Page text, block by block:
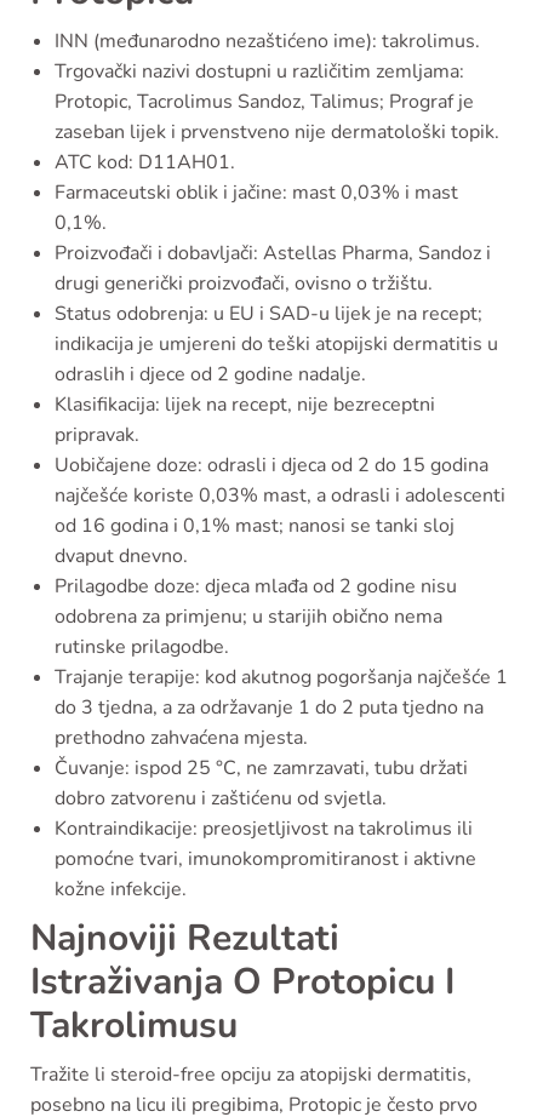
INN (međunarodno nezaštićeno ime): takrolimus.
Trgovački nazivi dostupni u različitim zemljama:
Protopic, Tacrolimus Sandoz, Talimus; Prograf je
zaseban lijek i prvenstveno nije dermatološki topik.
ATC kod: D11AH01.
Farmaceutski oblik i jačine: mast 0,03% i mast
0,1%.
Proizvođači i dobavljači: Astellas Pharma, Sandoz i
drugi generički proizvođači, ovisno o tržištu.
Status odobrenja: u EU i SAD-u lijek je na recept;
indikacija je umjereni do teški atopijski dermatitis u
odraslih i djece od 2 godine nadalje.
Klasifikacija: lijek na recept, nije bezreceptni
pripravak.
Uobičajene doze: odrasli i djeca od 2 do 15 godina
najčešće koriste 0,03% mast, a odrasli i adolescenti
od 16 godina i 0,1% mast; nanosi se tanki sloj
dvaput dnevno.
Prilagodbe doze: djeca mlađa od 2 godine nisu
odobrena za primjenu; u starijih obično nema
rutinske prilagodbe.
Trajanje terapije: kod akutnog pogoršanja najčešće 1
do 3 tjedna, a za održavanje 1 do 2 puta tjedno na
prethodno zahvaćena mjesta.
Čuvanje: ispod 25 °C, ne zamrzavati, tubu držati
dobro zatvorenu i zaštićenu od svjetla.
Kontraindikacije: preosjetljivost na takrolimus ili
pomoćne tvari, imunokompromitiranost i aktivne
kožne infekcije.
Najnoviji Rezultati
Istraživanja O Protopicu I
Takrolimusu
Tražite li steroid-free opciju za atopijski dermatitis,
posebno na licu ili pregibima, Protopic je često prvo